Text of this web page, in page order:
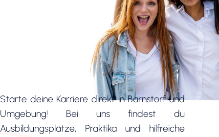
Starte deine Karriere direkt in Barnstorf und
Umgebung! Bei uns findest du
Ausbildungsplätze, Praktika und hilfreiche